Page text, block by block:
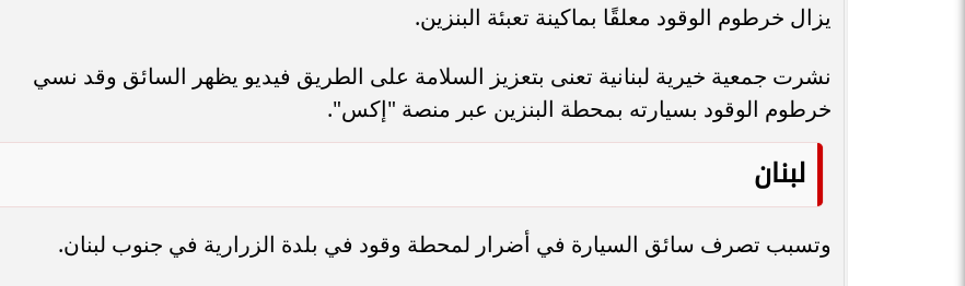
يزال خرطوم الوقود معلقًا بماكينة تعبئة البنزين.
نشرت جمعية خيرية لبنانية تعنى بتعزيز السلامة على الطريق فيديو يظهر السائق وقد نسي
خرطوم الوقود بسيارته بمحطة البنزين عبر منصة "إكس".
لبنان
وتسبب تصرف سائق السيارة في أضرار لمحطة وقود في بلدة الزرارية في جنوب لبنان.